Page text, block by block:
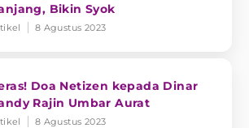
Bikin Syok
8 Agustus 2023
Doa Netizen kepada Dinar
Rajin Umbar Aurat
8 Agustus 2023